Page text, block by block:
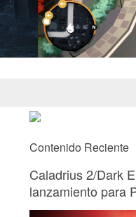
Contenido Reciente
Caladrius 2/Dark
lanzamiento para